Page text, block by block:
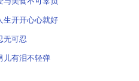
生开开心心就好
无可忍
儿有泪不轻弹